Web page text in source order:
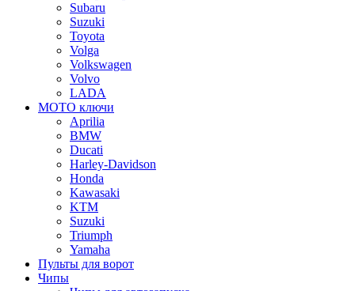
Subaru
Suzuki
Toyota
Volga
Volkswagen
Volvo
LADA
МОТО ключи
Aprilia
BMW
Ducati
Harley-Davidson
Honda
Kawasaki
KTM
Suzuki
Triumph
Yamaha
Пульты для ворот
Чипы